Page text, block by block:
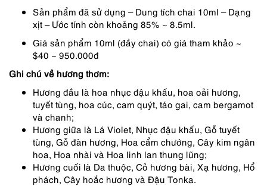
Sản phẩm đã sử dụng – Dung tích chai 10ml – Dạng
xịt – Ước tính còn khoảng 85% ~ 8.5ml.
Giá sản phẩm 10ml (đầy chai) có giá tham khảo ~
$40 ~ 950.000đ
Ghi chú về hương thơm:
Hương đầu là hoa nhục đậu khấu, hoa oải hương,
tuyết tùng, hoa cúc, cam quýt, táo gai, cam bergamot
và chanh;
Hương giữa là Lá Violet, Nhục đậu khấu, Gỗ tuyết
tùng, Gỗ đàn hương, Hoa cẩm chướng, Cây kim ngân
hoa, Hoa nhài và Hoa linh lan thung lũng;
Hương cuối là Da thuộc, Cỏ hương bài, Xạ hương, Hổ
phách, Cây hoắc hương và Đậu Tonka.